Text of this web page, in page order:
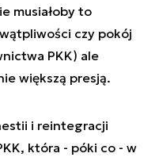
musiałoby to
czy pokój
PKK) ale
większą presją.
i reintegracji
która - póki co - w